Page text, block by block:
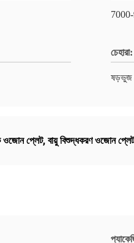
7000-
চেহারা:
ষড়ভুজ
ওজোন প্লেট, বায়ু বিশুদ্ধকরণ ওজোন প্লেট